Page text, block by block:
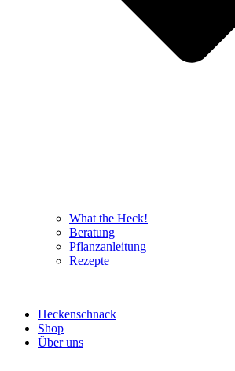
What the Heck!
Beratung
Pflanzanleitung
Rezepte
Heckenschnack
Shop
Über uns